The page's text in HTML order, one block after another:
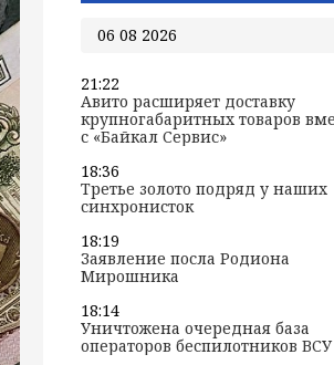
06 08 2026
21:22
Авито расширяет доставку
крупногабаритных товаров
с «Байкал Сервис»
18:36
Третье золото подряд у наших
синхронисток
18:19
Заявление посла Родиона
Мирошника
18:14
Уничтожена очередная база
операторов беспилотников ВСУ